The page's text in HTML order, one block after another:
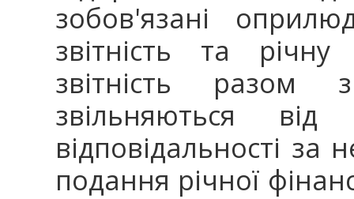
зобов'язані
звітність та річну
звітність разом
звільняються від
відповідальності
подання річної